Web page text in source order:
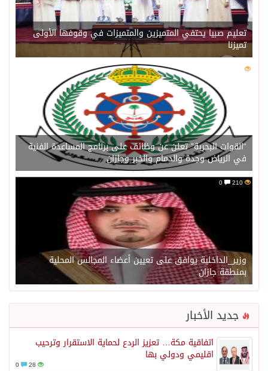
تعليم صبيا يحتفي المتميزين والمتميزات في وقوفها الأولى
تميزنا
211
“القوات البحرية” تعلن عن وظائف على برنامج المساعدة الفنية
في الرياض وجدة والدمام والخبر وجازان
210
وزير_الداخلية يوافق على تعيين أعضاء المجالس المحلية
بمنطقة جازان
جديد الأخبار
اتفاقية مكة… تعزيز الردع لحماية الاستقرار وترحيب
اقليمي ودولي بها
28